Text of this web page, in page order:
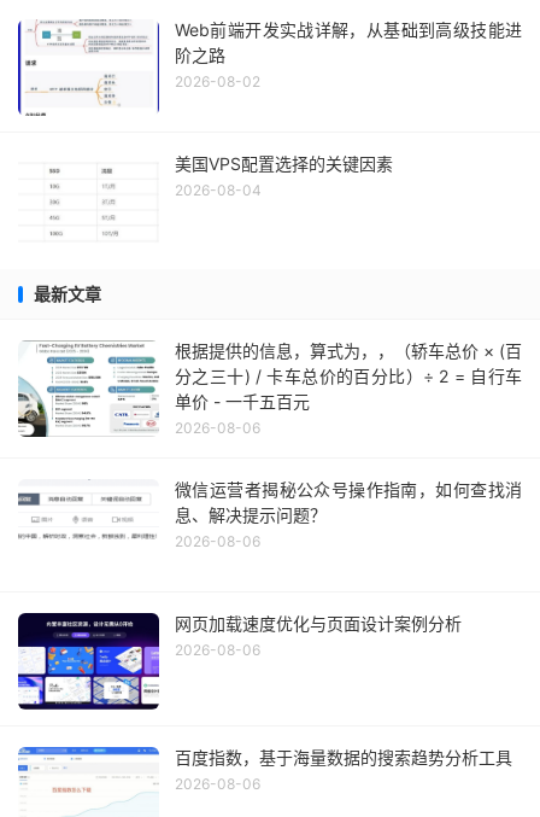
Web前端开发实战详解，从基础到高级技能进
阶之路
2026-08-02
美国VPS配置选择的关键因素
2026-08-04
最新文章
根据提供的信息，算式为，，（轿车总价 × (百
分之三十) / 卡车总价的百分比）÷ 2 = 自行车
单价 - 一千五百元
2026-08-06
微信运营者揭秘公众号操作指南，如何查找消
息、解决提示问题？
2026-08-06
网页加载速度优化与页面设计案例分析
2026-08-06
百度指数，基于海量数据的搜索趋势分析工具
2026-08-06